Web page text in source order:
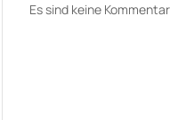
Es sind keine